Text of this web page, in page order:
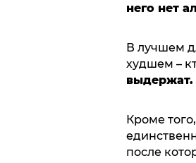
него нет
В лучшем
худшем –
выдержат.
Кроме
после